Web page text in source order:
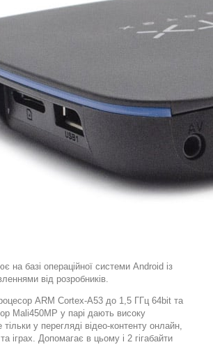
на базі операційної системи Android із
від розробників.
ARM Cortex-A53 до 1,5 ГГц 64bit та
Mali450MP у парі дають високу
тільки у перегляді відео-контенту онлайн,
іграх. Допомагає в цьому і 2 гігабайти